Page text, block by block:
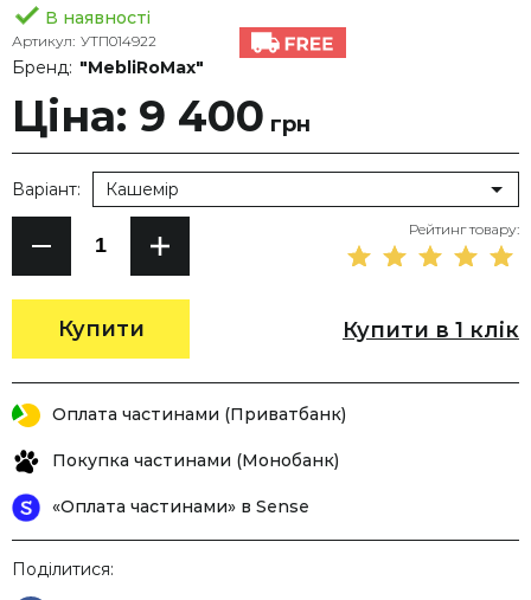
В наявності
Артикул: УТП014922
Бренд: "MebliRoMax"
Ціна: 9 400 грн
Купити
Варіант: Кашемір
Рейтинг товару:
Купити в 1 клік
Оплата частинами (Приватбанк)
Покупка частинами (Монобанк)
«Оплата частинами» в Sense
Поділитися: